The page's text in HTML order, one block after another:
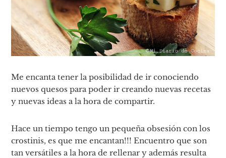
Me encanta tener la posibilidad de ir conociendo
nuevos quesos para poder ir creando nuevas recetas
y nuevas ideas a la hora de compartir.
Hace un tiempo tengo un pequeña obsesión con los
crostinis, es que me encantan!!! Encuentro que son
tan versátiles a la hora de rellenar y además resulta